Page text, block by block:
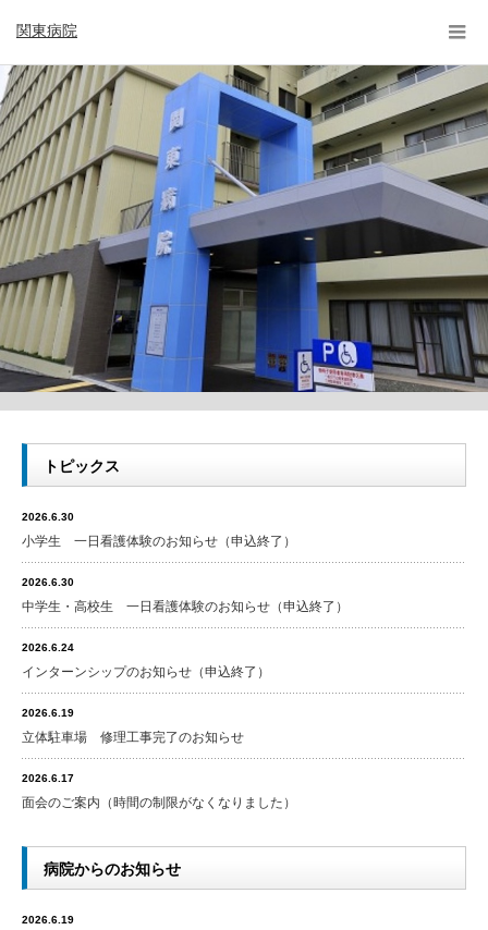
関東病院
トピックス
2026.6.30
小学生 一日看護体験のお知らせ（申込終了）
2026.6.30
中学生・高校生 一日看護体験のお知らせ（申込終了）
2026.6.24
インターンシップのお知らせ（申込終了）
2026.6.19
立体駐車場 修理工事完了のお知らせ
2026.6.17
面会のご案内（時間の制限がなくなりました）
病院からのお知らせ
2026.6.19